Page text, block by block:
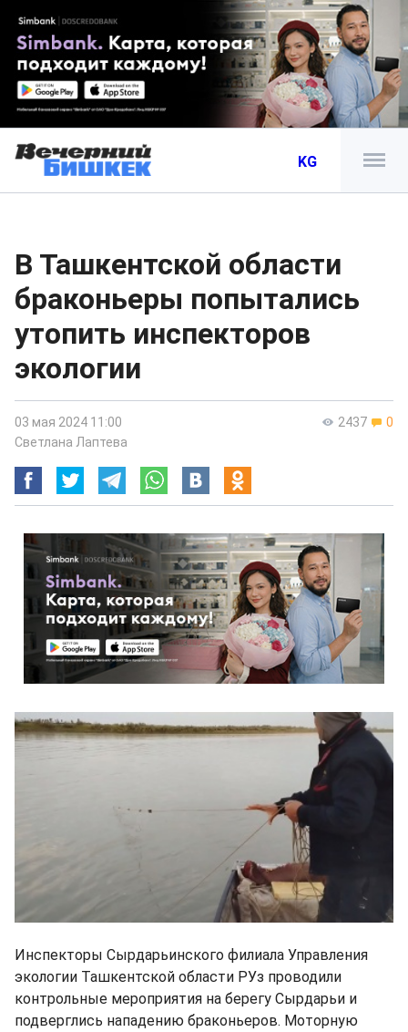
KG
В Ташкентской области
браконьеры попытались
утопить инспекторов
экологии
2437 0
03 мая 2024 11:00
Светлана Лаптева
Инспекторы Сырдарьинского филиала Управления
экологии Ташкентской области РУз проводили
контрольные мероприятия на берегу Сырдарьи и
подверглись нападению браконьеров. Моторную